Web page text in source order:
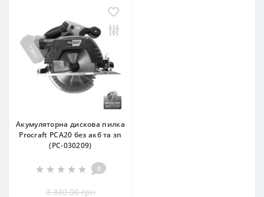
Акумуляторна дискова пилка
Procraft PCA20 без акб та зп
(PC-030209)
0
3 330.00 грн